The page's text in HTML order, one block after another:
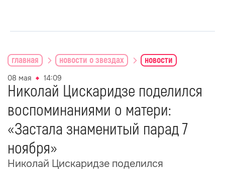
главная новости о звездах новости
08 мая 14:09
Николай Цискаридзе поделился
воспоминаниями о матери:
«Застала знаменитый парад 7
ноября»
Николай Цискаридзе поделился